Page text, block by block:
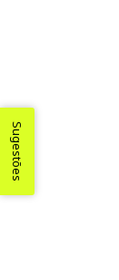
Sugestões